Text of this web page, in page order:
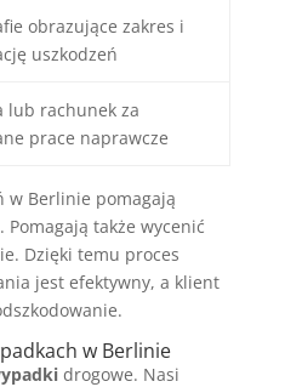
obrazujące zakres i
uszkodzeń
lub rachunek za
prace naprawcze
w Berlinie pomagają
także wycenić
Dzięki temu proces
jest efektywny, a klient
w Berlinie
drogowe. Nasi